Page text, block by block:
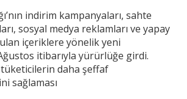
indirim kampanyaları, sahte
sosyal medya reklamları ve yapay
içeriklere yönelik yeni
itibarıyla yürürlüğe girdi.
daha şeffaf
sağlaması